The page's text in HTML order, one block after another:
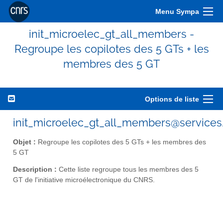
Menu Sympa
init_microelec_gt_all_members -
Regroupe les copilotes des 5 GTs + les
membres des 5 GT
Options de liste
Objet : Regroupe les copilotes des 5 GTs + les membres des
5 GT
Description : Cette liste regroupe tous les membres des 5
GT de l'initiative microélectronique du CNRS.